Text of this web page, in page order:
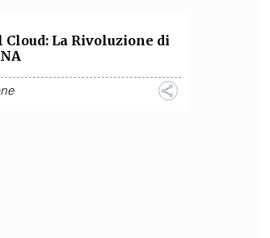
Cloud: La Rivoluzione di